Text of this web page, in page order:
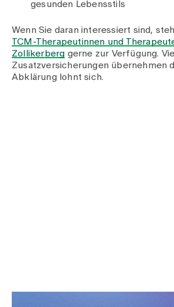
gesunden Lebensstils
Wenn Sie daran interessiert sind,
TCM-Therapeutinnen und
Zollikerberg gerne zur Verfügung.
Zusatzversicherungen übernehmen
Abklärung lohnt sich.